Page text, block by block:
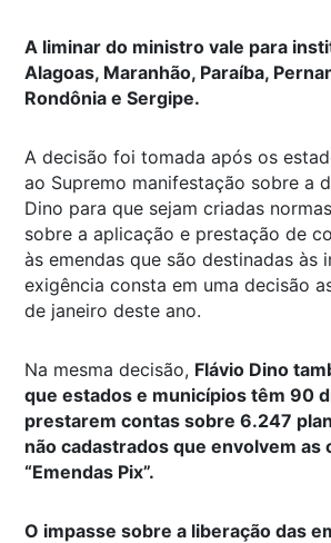
A liminar do ministro vale para
Alagoas, Maranhão, Paraíba,
Rondônia e Sergipe.
A decisão foi tomada após os
ao Supremo manifestação sobre a
Dino para que sejam criadas
sobre a aplicação e prestação de
às emendas que são destinadas às
exigência consta em uma decisão
de janeiro deste ano.
Na mesma decisão, Flávio Dino
que estados e municípios têm 90
prestarem contas sobre 6.247
não cadastrados que envolvem as
“Emendas Pix”.
O impasse sobre a liberação das